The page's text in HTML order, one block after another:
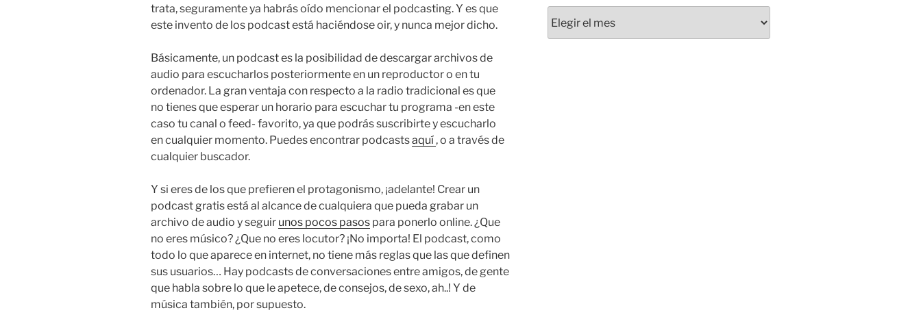
trata, seguramente ya habrás oído mencionar el podcasting. Y es que
este invento de los podcast está haciéndose oir, y nunca mejor dicho.
Básicamente, un podcast es la posibilidad de descargar archivos de
audio para escucharlos posteriormente en un reproductor o en tu
ordenador. La gran ventaja con respecto a la radio tradicional es que
no tienes que esperar un horario para escuchar tu programa -en este
caso tu canal o feed- favorito, ya que podrás suscribirte y escucharlo
en cualquier momento. Puedes encontrar podcastsaquí , o a través de
cualquier buscador.
Y si eres de los que prefieren el protagonismo, ¡adelante! Crear un
podcast gratis está al alcance de cualquiera que pueda grabar un
archivo de audio y seguir unos pocos pasos para ponerlo online. ¿Que
no eres músico? ¿Que no eres locutor? ¡No importa! El podcast, como
todo lo que aparece en internet, no tiene más reglas que las que definen
sus usuarios… Hay podcasts de conversaciones entre amigos, de gente
que habla sobre lo que le apetece, de consejos, de sexo, ah..! Y de
música también, por supuesto.